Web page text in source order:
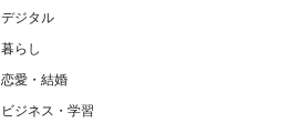
デジタル
暮らし
恋愛・結婚
ビジネス・学習